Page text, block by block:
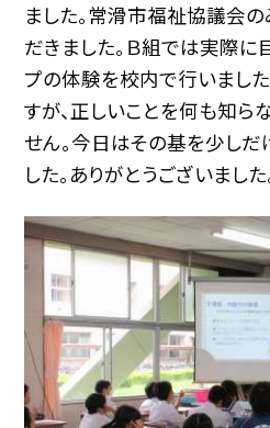
ました。常滑市福祉協議会
だきました。Ｂ組では実際に
プの体験を校内で行いまし
すが、正しいことを何も知ら
せん。今日はその基を少し
した。ありがとうございました